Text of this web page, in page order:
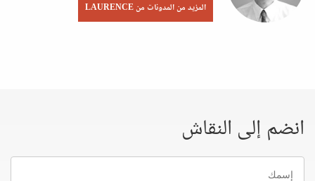
المزيد من المدونات من LAURENCE
انضم إلى النقاش
إسمك